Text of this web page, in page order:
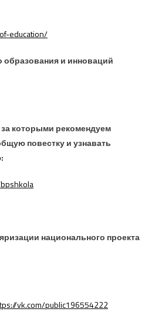
education/
образования и инноваций
которыми рекомендуем
повестку и узнавать
национального проекта
vk.com/public196554222